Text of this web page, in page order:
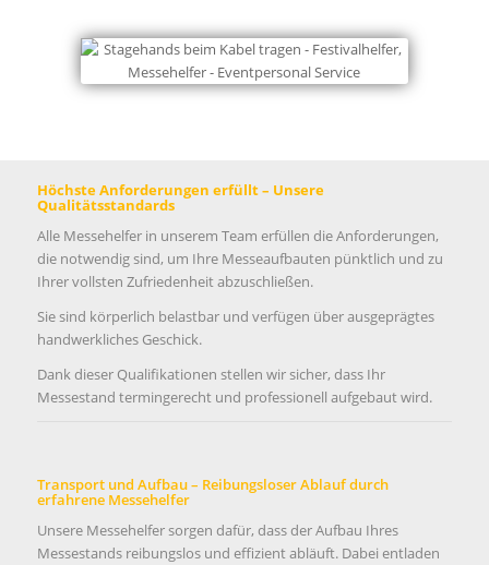
Höchste Anforderungen erfüllt – Unsere
Qualitätsstandards
Alle Messehelfer in unserem Team erfüllen die Anforderungen,
die notwendig sind, um Ihre Messeaufbauten pünktlich und zu
Ihrer vollsten Zufriedenheit abzuschließen.
Sie sind körperlich belastbar und verfügen über ausgeprägtes
handwerkliches Geschick.
Dank dieser Qualifikationen stellen wir sicher, dass Ihr
Messestand termingerecht und professionell aufgebaut wird.
Transport und Aufbau – Reibungsloser Ablauf durch
erfahrene Messehelfer
Unsere Messehelfer sorgen dafür, dass der Aufbau Ihres
Messestands reibungslos und effizient abläuft. Dabei entladen